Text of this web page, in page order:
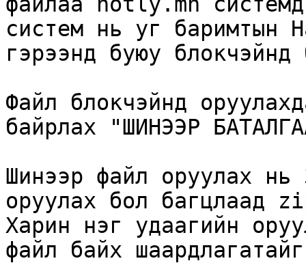
систем нь уг баримтын
гэрээнд буюу блокчэйнд
Файл блокчэйнд
байрлах "ШИНЭЭР
Шинээр файл оруулах
оруулах бол багцлаад
Харин нэг удаагийн
файл байх